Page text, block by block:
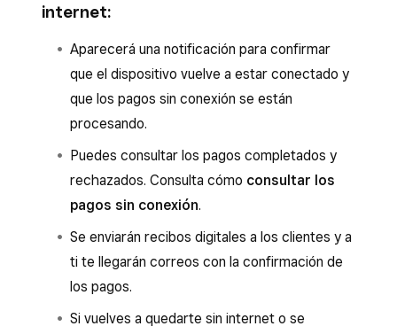
internet:
Aparecerá una notificación para confirmar
que el dispositivo vuelve a estar conectado y
que los pagos sin conexión se están
procesando.
Puedes consultar los pagos completados y
rechazados. Consulta cómo consultar los
pagos sin conexión.
Se enviarán recibos digitales a los clientes y a
ti te llegarán correos con la confirmación de
los pagos.
Si vuelves a quedarte sin internet o se